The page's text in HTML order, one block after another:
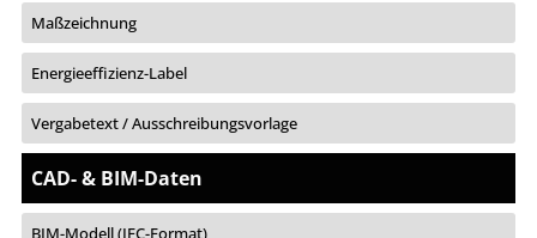
Maßzeichnung
Energieeffizienz-Label
Vergabetext / Ausschreibungsvorlage
CAD- & BIM-Daten
BIM-Modell (IFC-Format)